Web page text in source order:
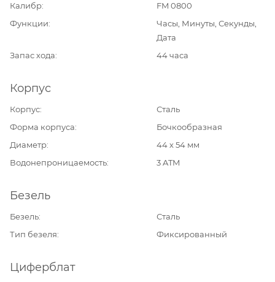
Калибр
FM 0800
Функции
Часы, Минуты, Секунды,
Дата
Запас хода
44 часа
Корпус
Корпус
Сталь
Форма корпуса
Бочкообразная
Диаметр
44 х 54 мм
Водонепроницаемость
3 ATM
Безель
Безель
Сталь
Тип безеля
Фиксированный
Циферблат